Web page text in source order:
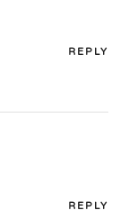
REPLY
REPLY